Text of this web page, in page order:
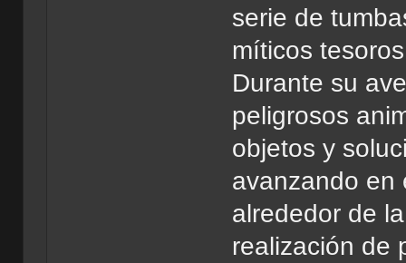
serie de
míticos
Durante su
peligrosos
objetos y
avanzando en
alrededor de
realización de